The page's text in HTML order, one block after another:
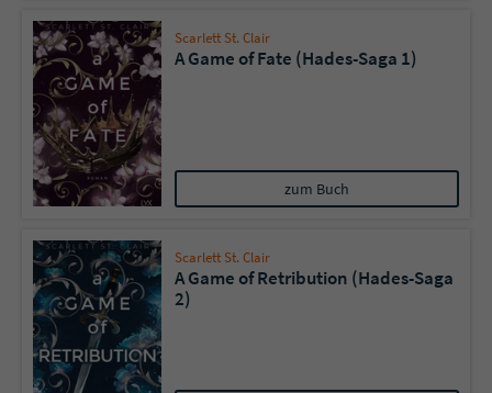
Scarlett St. Clair
A Game of Fate (Hades-Saga 1)
zum Buch
Scarlett St. Clair
A Game of Retribution (Hades-Saga
2)